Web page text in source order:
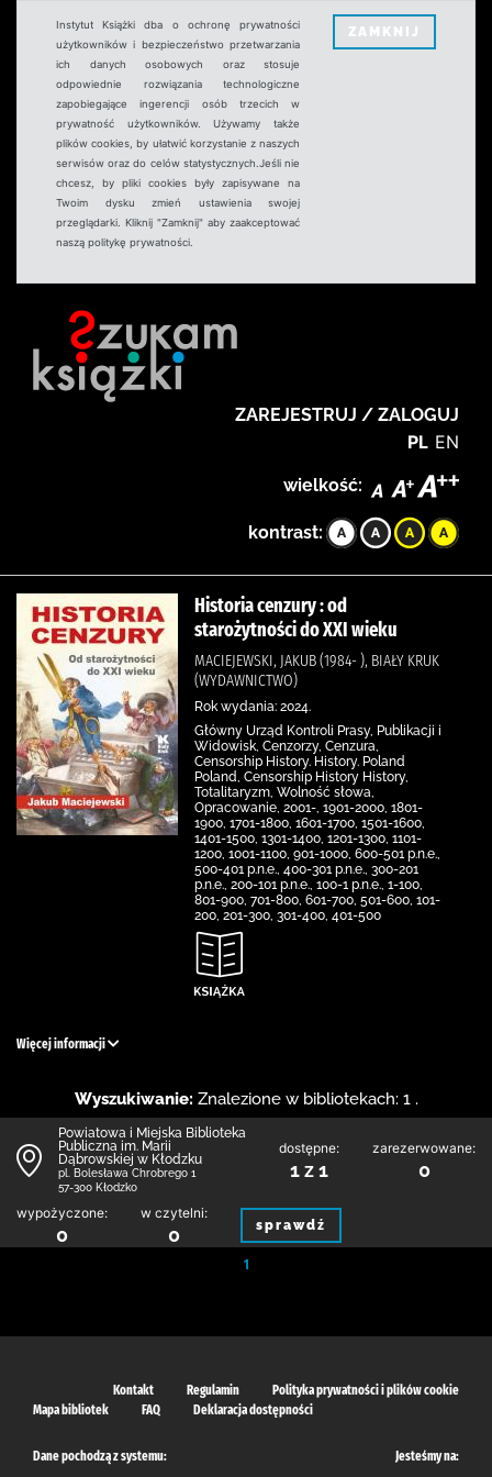
Instytut Książki dba o ochronę prywatności
użytkowników i bezpieczeństwo przetwarzania
ich danych osobowych oraz stosuje
odpowiednie rozwiązania technologiczne
zapobiegające ingerencji osób trzecich w
prywatność użytkowników. Używamy także
plików cookies, by ułatwić korzystanie z naszych
serwisów oraz do celów statystycznych.Jeśli nie
chcesz, by pliki cookies były zapisywane na
Twoim dysku zmień ustawienia swojej
przeglądarki. Kliknij "Zamknij" aby zaakceptować
naszą politykę prywatności.
ZAMKNIJ
ZAREJESTRUJ / ZALOGUJ
PL EN
wielkość:
kontrast:
Historia cenzury : od
starożytności do XXI wieku
MACIEJEWSKI, JAKUB (1984- ), BIAŁY KRUK
(WYDAWNICTWO)
Rok wydania: 2024.
Główny Urząd Kontroli Prasy, Publikacji i
Widowisk, Cenzorzy, Cenzura,
Censorship History. History. Poland
Poland, Censorship History History,
Totalitaryzm, Wolność słowa,
Opracowanie, 2001-, 1901-2000, 1801-
1900, 1701-1800, 1601-1700, 1501-1600,
1401-1500, 1301-1400, 1201-1300, 1101-
1200, 1001-1100, 901-1000, 600-501 p.n.e.,
500-401 p.n.e., 400-301 p.n.e., 300-201
p.n.e., 200-101 p.n.e., 100-1 p.n.e., 1-100,
801-900, 701-800, 601-700, 501-600, 101-
200, 201-300, 301-400, 401-500
Więcej informacji
Wyszukiwanie: Znalezione w bibliotekach: 1 .
Powiatowa i Miejska Biblioteka
Publiczna im. Marii
Dąbrowskiej w Kłodzku
pl. Bolesława Chrobrego 1
57-300 Kłodzko
dostępne:
1 z 1
zarezerwowane:
0
wypożyczone:
0
w czytelni:
0 sprawdź
1
Kontakt Regulamin
Polityka prywatności i plików cookie
Mapa bibliotek
FAQ Deklaracja dostępności
Dane pochodzą z systemu: Jesteśmy na: